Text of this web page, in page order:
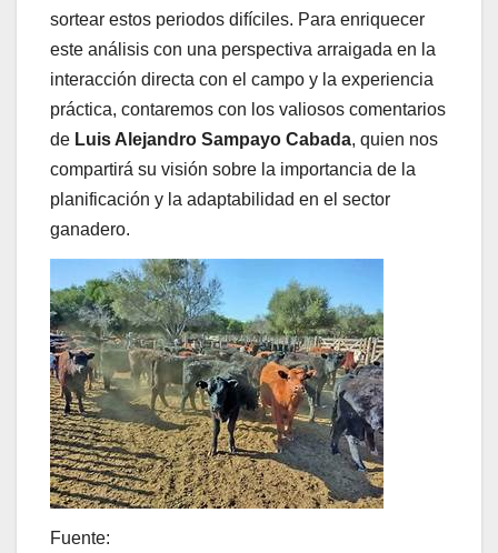
sortear estos periodos difíciles. Para enriquecer
este análisis con una perspectiva arraigada en la
interacción directa con el campo y la experiencia
práctica, contaremos con los valiosos comentarios
de Luis Alejandro Sampayo Cabada, quien nos
compartirá su visión sobre la importancia de la
planificación y la adaptabilidad en el sector
ganadero.
Fuente: